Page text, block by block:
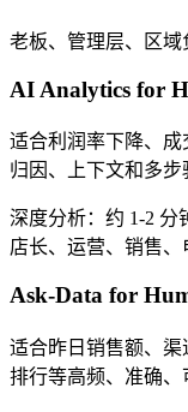
老板、管理层、区域
AI Analytics for
适合利润率下降、成
归因、上下文和多步
深度分析：约 1-2 分
店长、运营、销售
Ask-Data for
适合昨日销售额、
排行等高频、准确、